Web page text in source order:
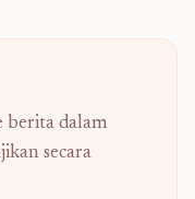
berita dalam
secara